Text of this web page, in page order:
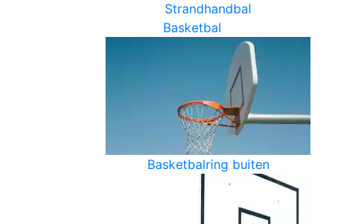
Strandhandbal
Basketbal
Basketbalring buiten